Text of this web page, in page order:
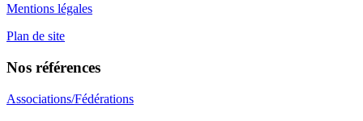
Mentions légales
Plan de site
Nos références
Associations/Fédérations